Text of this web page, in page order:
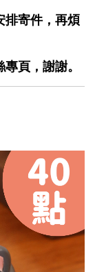
排寄件，再煩
頁，謝謝。